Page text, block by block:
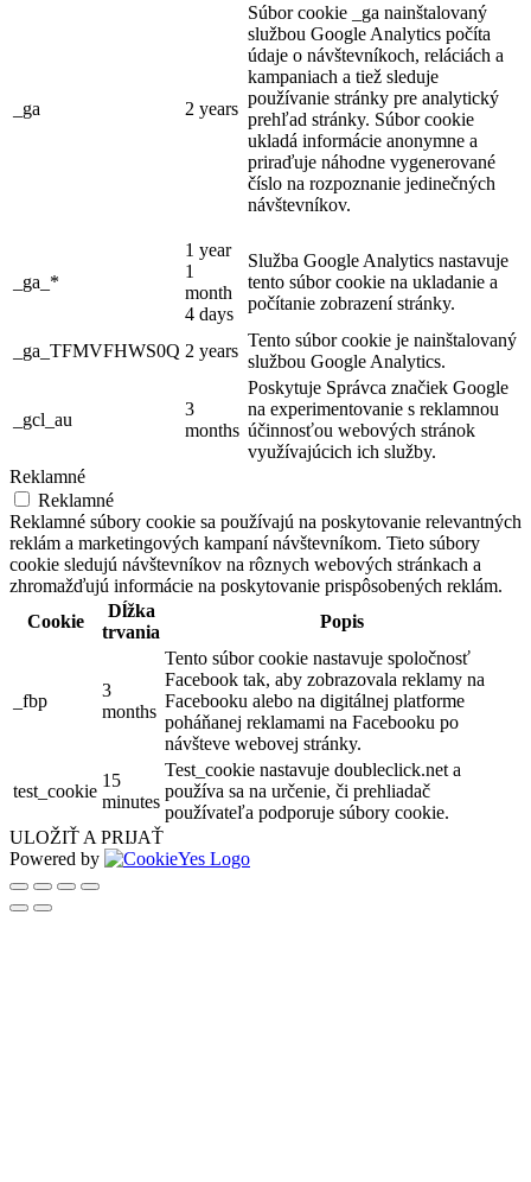
_ga 2 years
Súbor cookie _ga nainštalovaný
službou Google Analytics počíta
údaje o návštevníkoch, reláciách a
kampaniach a tiež sleduje
používanie stránky pre analytický
prehľad stránky. Súbor cookie
ukladá informácie anonymne a
priraďuje náhodne vygenerované
číslo na rozpoznanie jedinečných
návštevníkov.
_ga_*
1 year
1
month
4 days
Služba Google Analytics nastavuje
tento súbor cookie na ukladanie a
počítanie zobrazení stránky.
_ga_TFMVFHWS0Q 2 years
Tento súbor cookie je nainštalovaný
službou Google Analytics.
_gcl_au
3
months
Poskytuje Správca značiek Google
na experimentovanie s reklamnou
účinnosťou webových stránok
využívajúcich ich služby.
Reklamné
Reklamné
Reklamné súbory cookie sa používajú na poskytovanie relevantných
reklám a marketingových kampaní návštevníkom. Tieto súbory
cookie sledujú návštevníkov na rôznych webových stránkach a
zhromažďujú informácie na poskytovanie prispôsobených reklám.
Cookie
Dĺžka
trvania
Popis
_fbp
3
months
Tento súbor cookie nastavuje spoločnosť
Facebook tak, aby zobrazovala reklamy na
Facebooku alebo na digitálnej platforme
poháňanej reklamami na Facebooku po
návšteve webovej stránky.
test_cookie
15
minutes
Test_cookie nastavuje doubleclick.net a
používa sa na určenie, či prehliadač
používateľa podporuje súbory cookie.
ULOŽIŤ A PRIJAŤ
Powered by